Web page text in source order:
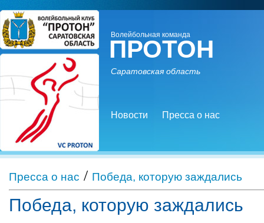
Волейбольная команда
ПРОТОН
Саратовская область
Новости Пресса о нас
Пресса о нас / Победа, которую заждались
Победа, которую заждались